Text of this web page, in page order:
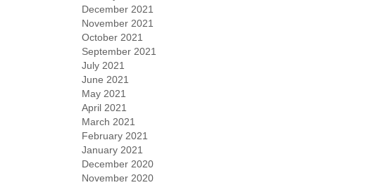
December 2021
November 2021
October 2021
September 2021
July 2021
June 2021
May 2021
April 2021
March 2021
February 2021
January 2021
December 2020
November 2020